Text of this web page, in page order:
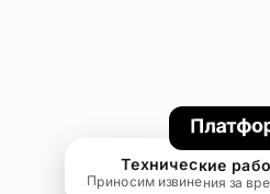
Технические
Приносим извинения за